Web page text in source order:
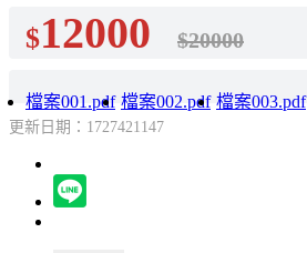
$12000 $20000
檔案001.pdf 檔案002.pdf 檔案003.pdf
更新日期：1727421147